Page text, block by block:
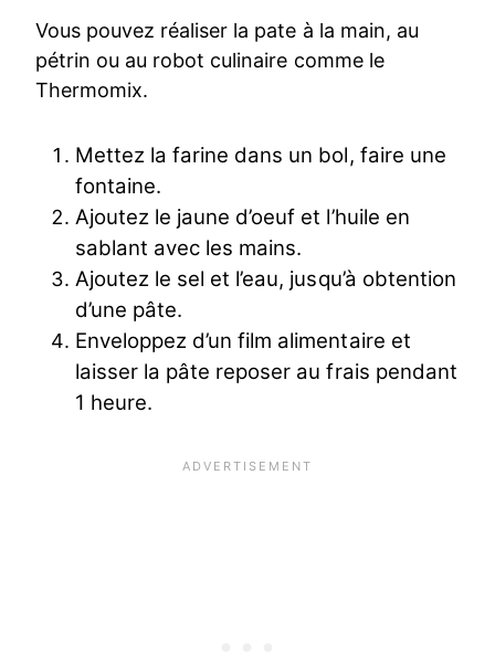
Vous pouvez réaliser la pate à la main, au
pétrin ou au robot culinaire comme le
Thermomix.
Mettez la farine dans un bol, faire une
fontaine.
Ajoutez le jaune d’oeuf et l’huile en
sablant avec les mains.
Ajoutez le sel et l’eau, jusqu’à obtention
d’une pâte.
Enveloppez d’un film alimentaire et
laisser la pâte reposer au frais pendant
1 heure.